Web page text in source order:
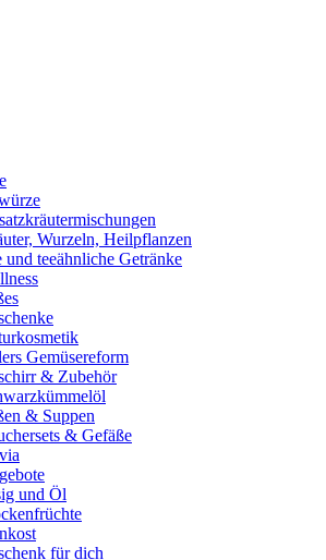
Wurzeln, Heilpflanzen
und teeähnliche Getränke
Gemüsereform
& Zubehör
& Suppen
& Gefäße
und Öl
für dich